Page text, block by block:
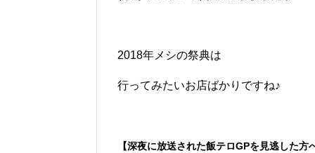
2018年メシの祭典は
行ってみたいお店ばかりですね♪
【深夜に放送された飯テロGPを見逃した